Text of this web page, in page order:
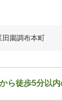
田園調布本町
ら徒歩5分以